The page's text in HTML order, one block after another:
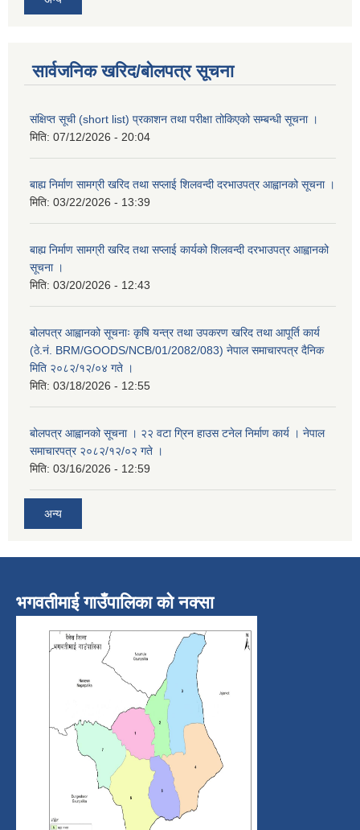
सार्वजनिक खरिद/बोलपत्र सूचना
संक्षिप्त सूची (short list) प्रकाशन तथा परीक्षा तोकिएको सम्बन्धी सूचना ।
मिति: 07/12/2026 - 20:04
बाह्य निर्माण सामग्री खरिद तथा सप्लाई शिलवन्दी दरभाउपत्र आह्वानको सूचना ।
मिति: 03/22/2026 - 13:39
बाह्य निर्माण सामग्री खरिद तथा सप्लाई कार्यको शिलवन्दी दरभाउपत्र आह्वानको
सूचना ।
मिति: 03/20/2026 - 12:43
बोलपत्र आह्वानको सूचनाः कृषि यन्त्र तथा उपकरण खरिद तथा आपूर्ति कार्य
(ठे.नं. BRM/GOODS/NCB/01/2082/083) नेपाल समाचारपत्र दैनिक
मिति २०८२/१२/०४ गते ।
मिति: 03/18/2026 - 12:55
बोलपत्र आह्वानको सूचना । २२ वटा ग्रिन हाउस टनेल निर्माण कार्य । नेपाल
समाचारपत्र २०८२/१२/०२ गते ।
मिति: 03/16/2026 - 12:59
अन्य
भगवतीमाई गाउँपालिका को नक्सा